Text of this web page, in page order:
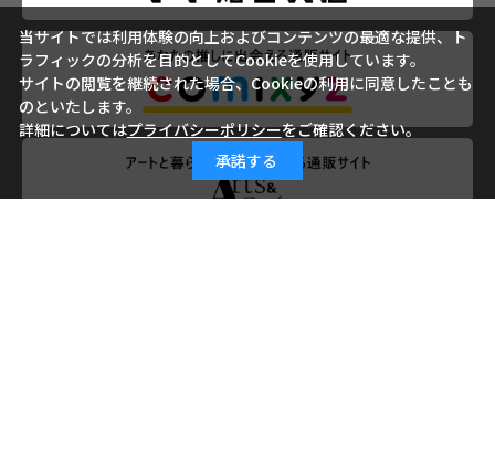
当サイトでは利用体験の向上およびコンテンツの最適な提供、ト
ラフィックの分析を目的としてCookieを使用しています。
サイトの閲覧を継続された場合、Cookieの利用に同意したことも
のといたします。
詳細についてはプライバシーポリシーをご確認ください。
承諾する